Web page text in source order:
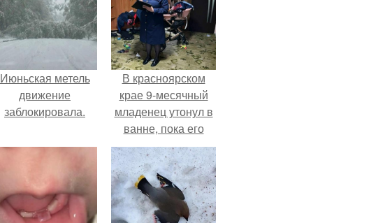
Июньская метель
движение
заблокировала.
В красноярском
крае 9-месячный
младенец утонул в
ванне, пока его
мама слушала
музыку и танцевала
на кухне.